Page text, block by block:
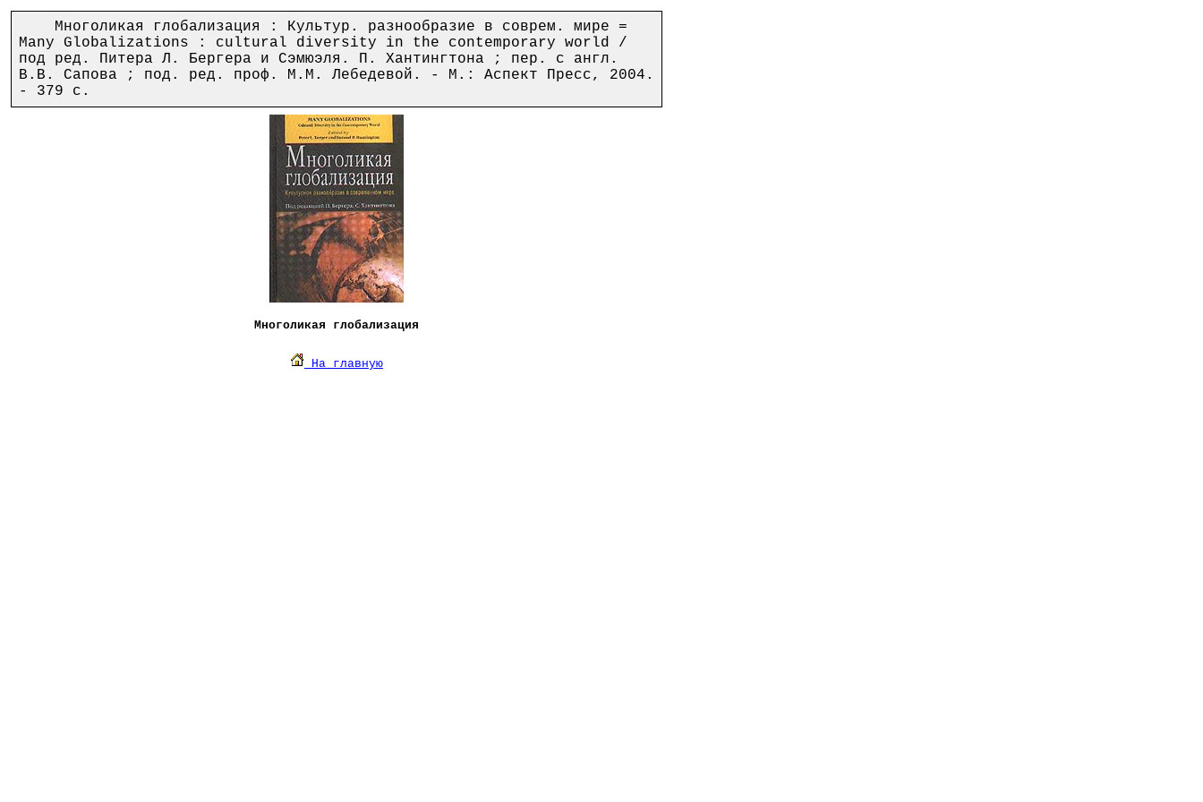
Многоликая глобализация : Культур. разнообразие в соврем. мире =
Many Globalizations : cultural diversity in the contemporary world /
под ред. Питера Л. Бергера и Сэмюэля. П. Хантингтона ; пер. с англ.
В.В. Сапова ; под. ред. проф. М.М. Лебедевой. - М.: Аспект Пресс, 2004.
- 379 с.
Многоликая глобализация
На главную